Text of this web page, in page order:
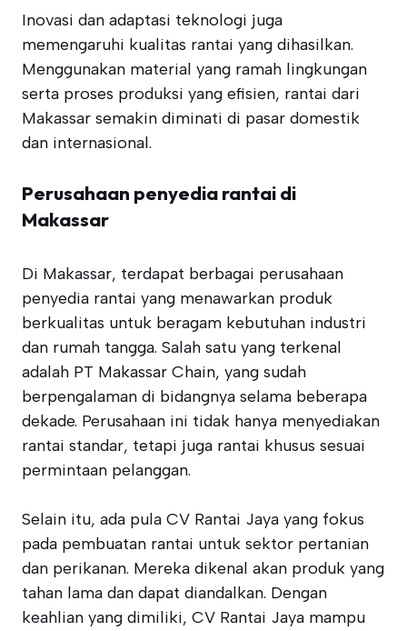
Inovasi dan adaptasi teknologi juga
memengaruhi kualitas rantai yang dihasilkan.
Menggunakan material yang ramah lingkungan
serta proses produksi yang efisien, rantai dari
Makassar semakin diminati di pasar domestik
dan internasional.
Perusahaan penyedia rantai di
Makassar
Di Makassar, terdapat berbagai perusahaan
penyedia rantai yang menawarkan produk
berkualitas untuk beragam kebutuhan industri
dan rumah tangga. Salah satu yang terkenal
adalah PT Makassar Chain, yang sudah
berpengalaman di bidangnya selama beberapa
dekade. Perusahaan ini tidak hanya menyediakan
rantai standar, tetapi juga rantai khusus sesuai
permintaan pelanggan.
Selain itu, ada pula CV Rantai Jaya yang fokus
pada pembuatan rantai untuk sektor pertanian
dan perikanan. Mereka dikenal akan produk yang
tahan lama dan dapat diandalkan. Dengan
keahlian yang dimiliki, CV Rantai Jaya mampu